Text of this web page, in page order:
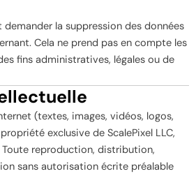
demander la suppression des données
Cela ne prend pas en compte les
fins administratives, légales ou de
(textes, images, vidéos, logos,
exclusive de ScalePixel LLC,
reproduction, distribution,
sans autorisation écrite préalable